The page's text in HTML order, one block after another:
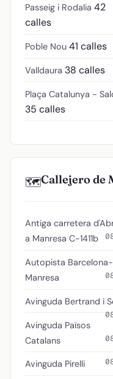
Passeig i Rodalia 42
calles
Poble Nou 41 calles
Valldaura 38 calles
Plaça Catalunya -
35 calles
🗺️Callejero de
Antiga carretera
a Manresa C-1411b
Autopista Barcelona-
Manresa
Avinguda Bertrand i
Avinguda Països
Catalans
Avinguda Pirelli